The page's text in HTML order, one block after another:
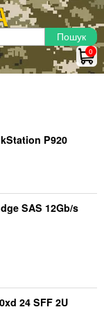
0
P920
SAS 12Gb/s
24 SFF 2U